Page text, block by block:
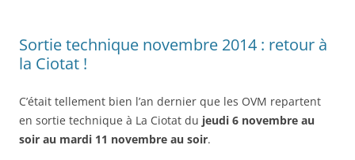
Sortie technique novembre 2014 : retour à
la Ciotat !
C’était tellement bien l’an dernier que les OVM repartent
en sortie technique à La Ciotat du jeudi 6 novembre au
soir au mardi 11 novembre au soir.